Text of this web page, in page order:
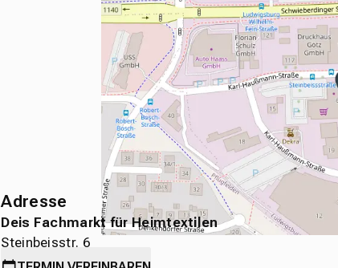
Adresse
Deis Fachmarkt für Heimtextilen
Steinbeisstr. 6
71636 Ludwigsburg